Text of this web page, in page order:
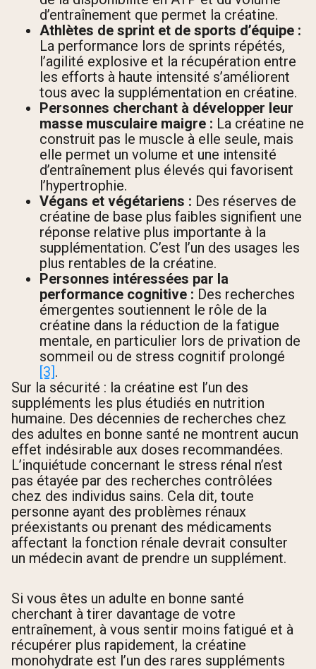
d’entraînement que permet la créatine.
Athlètes de sprint et de sports d’équipe :
La performance lors de sprints répétés,
l’agilité explosive et la récupération entre
les efforts à haute intensité s’améliorent
tous avec la supplémentation en créatine.
Personnes cherchant à développer leur
masse musculaire maigre : La créatine ne
construit pas le muscle à elle seule, mais
elle permet un volume et une intensité
d’entraînement plus élevés qui favorisent
l’hypertrophie.
Végans et végétariens : Des réserves de
créatine de base plus faibles signifient une
réponse relative plus importante à la
supplémentation. C’est l’un des usages les
plus rentables de la créatine.
Personnes intéressées par la
performance cognitive : Des recherches
émergentes soutiennent le rôle de la
créatine dans la réduction de la fatigue
mentale, en particulier lors de privation de
sommeil ou de stress cognitif prolongé
[3].
Sur la sécurité : la créatine est l’un des
suppléments les plus étudiés en nutrition
humaine. Des décennies de recherches chez
des adultes en bonne santé ne montrent aucun
effet indésirable aux doses recommandées.
L’inquiétude concernant le stress rénal n’est
pas étayée par des recherches contrôlées
chez des individus sains. Cela dit, toute
personne ayant des problèmes rénaux
préexistants ou prenant des médicaments
affectant la fonction rénale devrait consulter
un médecin avant de prendre un supplément.
Si vous êtes un adulte en bonne santé
cherchant à tirer davantage de votre
entraînement, à vous sentir moins fatigué et à
récupérer plus rapidement, la créatine
monohydrate est l’un des rares suppléments